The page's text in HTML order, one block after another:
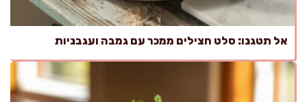
אל תטגנו: סלט חצילים ממכר עם גמבה ועגבניות